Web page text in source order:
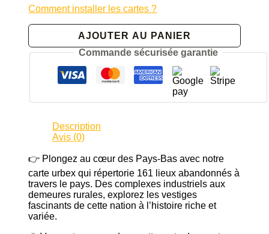
Comment installer les cartes ?
quantité
Carte
-
Urbex
AJOUTER AU PANIER
Commande sécurisée garantie
Description
Avis (0)
👉 Plongez au cœur des Pays-Bas avec notre
carte urbex qui répertorie 161 lieux abandonnés à
travers le pays. Des complexes industriels aux
demeures rurales, explorez les vestiges
fascinants de cette nation à l’histoire riche et
variée.